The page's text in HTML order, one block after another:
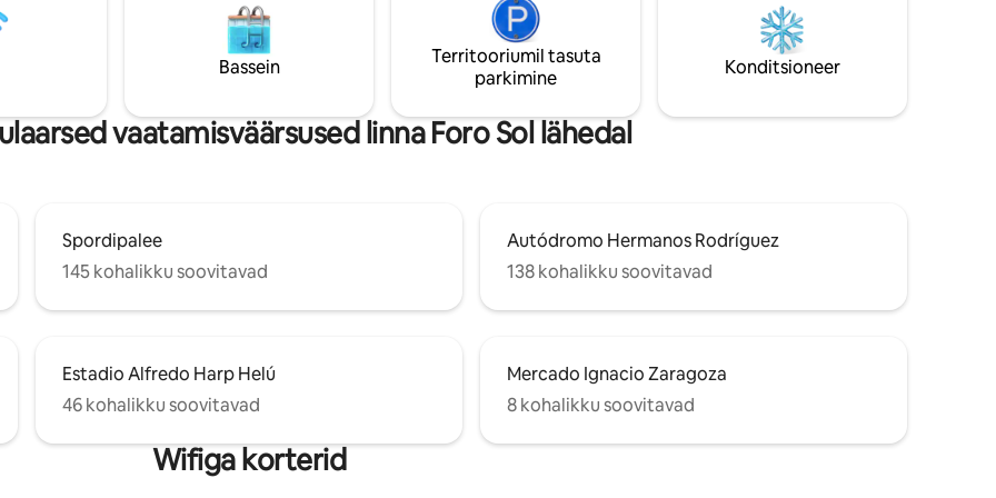
Ja 20 minuti
kaugusel ajaloolisest
Lavadora ja katuseaed. Loftis
suitsetamine keelatud
ühiskasutatav pesumasin ja katuseaed.
suitsetamine keelatud
Bassein
Territooriumil tasuta
parkimine
Konditsioneer
vaatamisväärsused linna Foro Sol lähedal
Spordipalee
145 kohalikku soovitavad
Autódromo Hermanos Rodríguez
138 kohalikku soovitavad
Estadio Alfredo Harp Helú
46 kohalikku soovitavad
Mercado Ignacio Zaragoza
8 kohalikku soovitavad
Wifiga korterid